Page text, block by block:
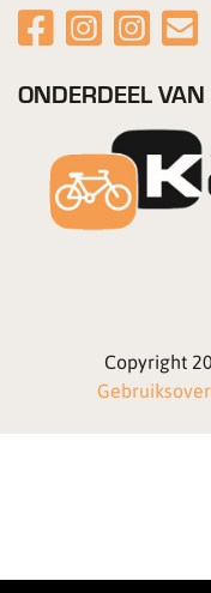
ONDERDEEL VAN
Copyright